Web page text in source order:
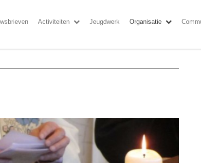
Activiteiten Jeugdwerk Organisatie